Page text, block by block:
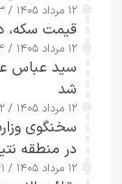
۱۲ مرداد ۱۴۰۵ / ۱۵:۲۳
قیمت سکه، دلار و
۱۲ مرداد ۱۴۰۵ / ۱۵:۰۴
سید عباس
شد
۱۲ مرداد ۱۴۰۵ / ۱۲:۱۲
سخنگوی
در منطقه
۱۲ مرداد ۱۴۰۵ / ۱۱:۴۱